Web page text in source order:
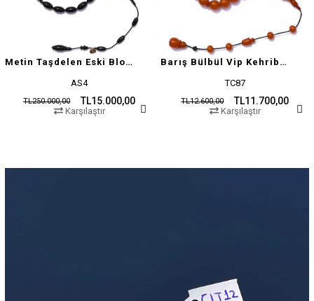
Metin Taşdelen Eski Blok Sıkma
AS4
TL15.000,00
TL250.000,00
Karşılaştır
Barış Bülbül Vip Kehribar Tesbih
TC87
TL11.700,00
TL12.600,00
Karşılaştır